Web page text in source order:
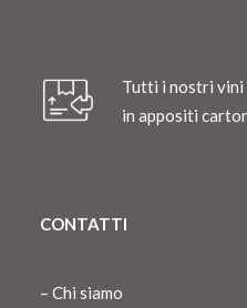
Tutti i nostri
in appositi
CONTATTI
– Chi siamo